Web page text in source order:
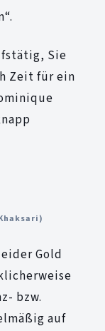
Sie
Zeit für ein
Gold
bzw.
auf